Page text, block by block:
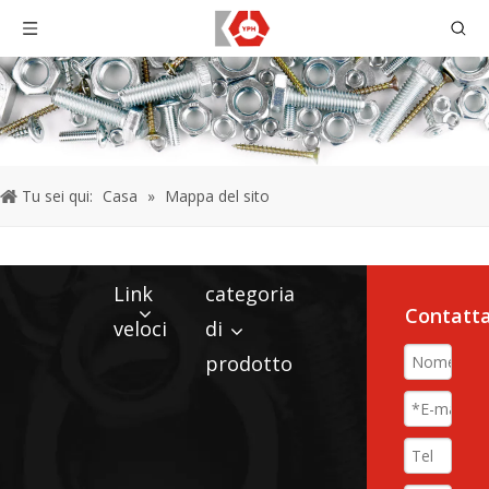
Tu sei qui: Casa » Mappa del sito
Link
veloci
categoria
di
prodotto